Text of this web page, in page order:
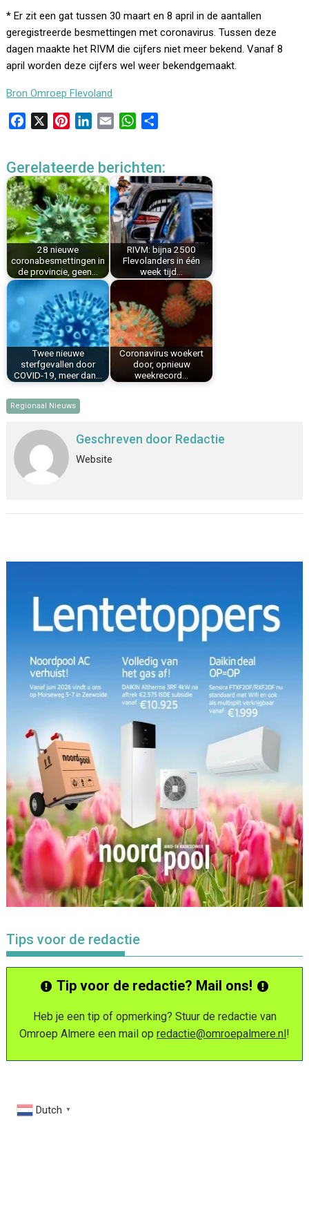
* Er zit een gat tussen 30 maart en 8 april in de aantallen
geregistreerde besmettingen met coronavirus. Tussen deze
dagen maakte het RIVM die cijfers niet meer bekend. Vanaf 8
april worden deze cijfers wel weer bekendgemaakt.
Bron Omroep Flevoland
e
b
o
o
k
t
e
r
e
s
t
k
e
d
I
n
i
l
W
t
s
A
p
p
e
n
Gerelateerde berichten:
28 nieuwe
coronabesmettingen in
de provincie, geen…
RIVM: bijna 2500
Flevolanders in één
week tijd…
Twee nieuwe
sterfgevallen door
COVID-19, meer dan…
Coronavirus woekert
door, opnieuw
weekrecord…
Regionaal Nieuws
Geschreven door Redactie
Website
Tips voor de redactie
Tip voor de redactie? Mail ons!
Heb je een tip of opmerking? Stuur de redactie van
Omroep Almere een mail op redactie@omroepalmere.nl!
Dutch ▼